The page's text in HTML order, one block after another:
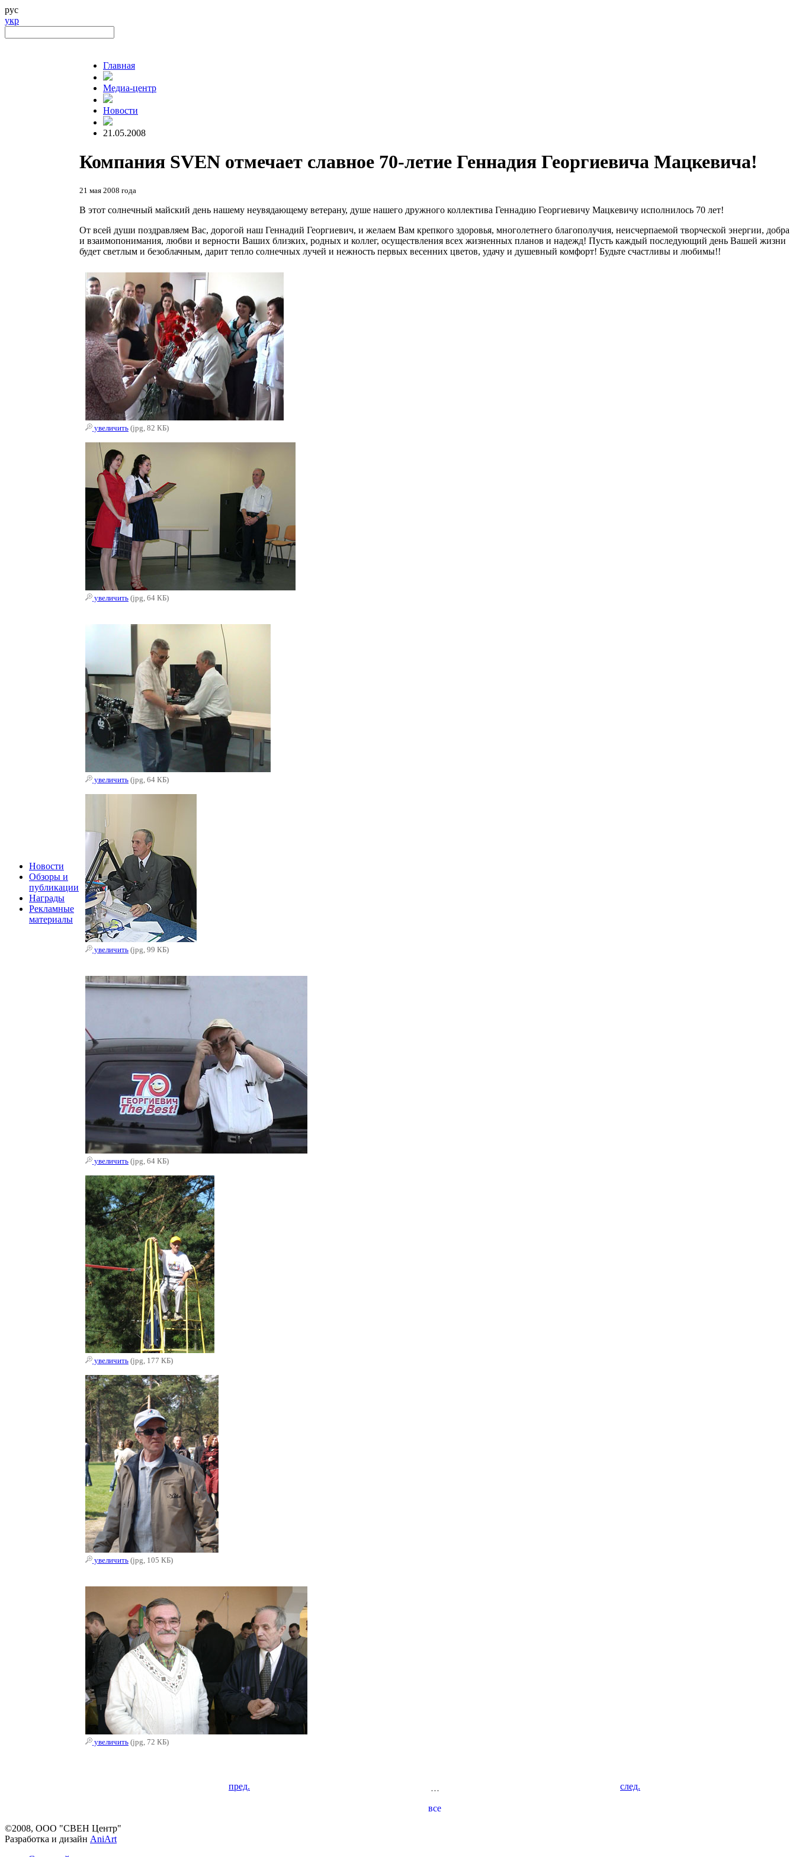
рус
укр
Новости
Обзоры и
публикации
Награды
Рекламные
материалы
Главная
Медиа-центр
Новости
21.05.2008
Компания SVEN отмечает славное 70-летие Геннадия Георгиевича Мацкевича!
21 мая 2008 года
В этот солнечный майский день нашему неувядающему ветерану, душе нашего дружного коллектива Геннадию Георгиевичу Мацкевичу исполнилось 70 лет!
От всей души поздравляем Вас, дорогой наш Геннадий Георгиевич, и желаем Вам крепкого здоровья, многолетнего благополучия, неисчерпаемой творческой энергии, добра
и взаимопонимания, любви и верности Ваших близких, родных и коллег, осуществления всех жизненных планов и надежд! Пусть каждый последующий день Вашей жизни
будет светлым и безоблачным, дарит тепло солнечных лучей и нежность первых весенних цветов, удачу и душевный комфорт! Будьте счастливы и любимы!!
увеличить (jpg, 82 КБ)
увеличить (jpg, 64 КБ)
увеличить (jpg, 64 КБ)
увеличить (jpg, 99 КБ)
увеличить (jpg, 64 КБ)
увеличить (jpg, 177 КБ)
увеличить (jpg, 105 КБ)
увеличить (jpg, 72 КБ)
пред. ... след.
все
©2008, ООО "СВЕН Центр"
Разработка и дизайн AniArt